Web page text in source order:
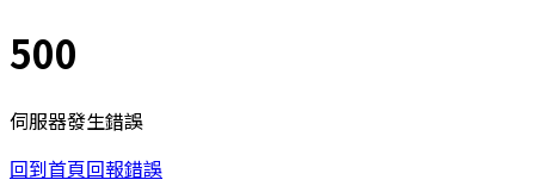
500
伺服器發生錯誤
回到首頁回報錯誤